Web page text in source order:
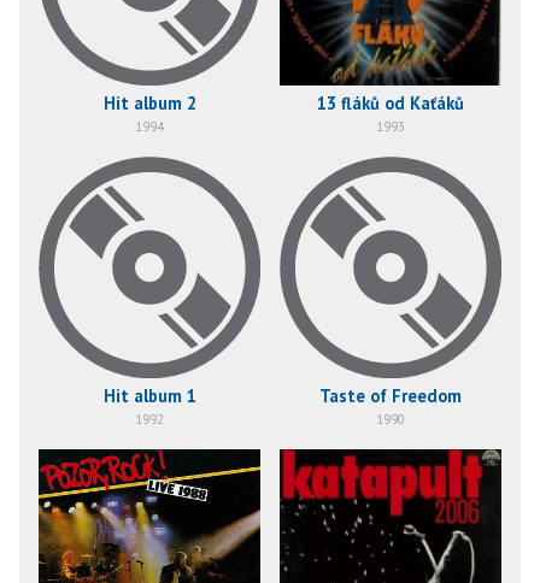
Hit album 2
1994
13 fláků od Kaťáků
1993
Hit album 1
1992
Taste of Freedom
1990